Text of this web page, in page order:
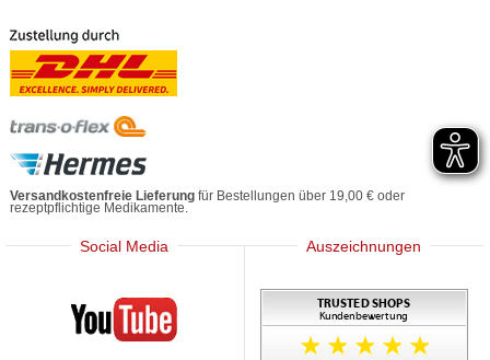
Versandkostenfreie Lieferung für Bestellungen über 19,00 € oder
rezeptpflichtige Medikamente.
Social Media
Mediherz
Auszeichnungen